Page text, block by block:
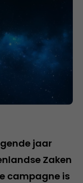
jaar
Zaken
campagne is